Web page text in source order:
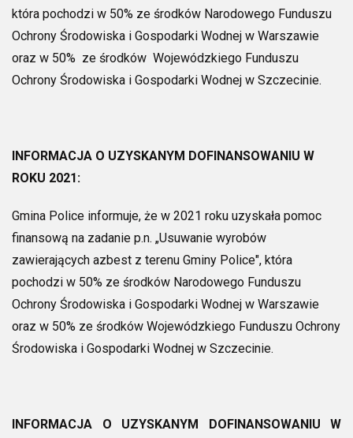
która pochodzi w 50% ze środków Narodowego Funduszu
Ochrony Środowiska i Gospodarki Wodnej w Warszawie
oraz w 50% ze środków Wojewódzkiego Funduszu
Ochrony Środowiska i Gospodarki Wodnej w Szczecinie.
INFORMACJA O UZYSKANYM DOFINANSOWANIU W
ROKU 2021:
Gmina Police informuje, że w 2021 roku uzyskała pomoc
finansową na zadanie p.n. „Usuwanie wyrobów
zawierających azbest z terenu Gminy Police", która
pochodzi w 50% ze środków Narodowego Funduszu
Ochrony Środowiska i Gospodarki Wodnej w Warszawie
oraz w 50% ze środków Wojewódzkiego Funduszu Ochrony
Środowiska i Gospodarki Wodnej w Szczecinie.
INFORMACJA O UZYSKANYM DOFINANSOWANIU W